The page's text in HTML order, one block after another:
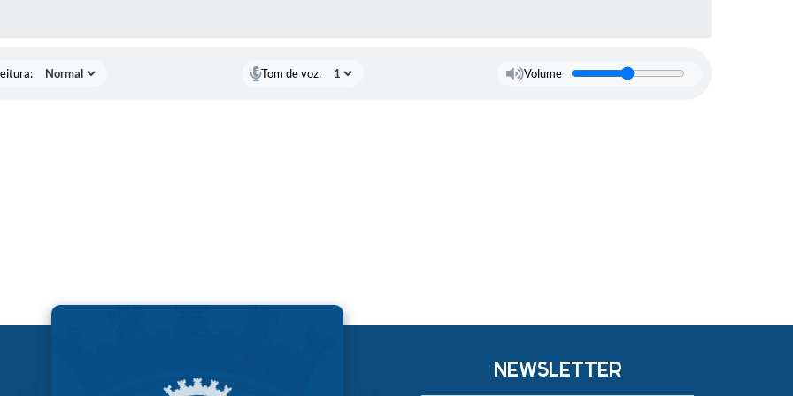
Tom de voz: Volume
NEWSLETTER